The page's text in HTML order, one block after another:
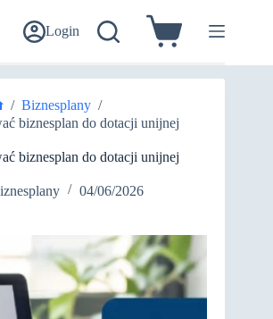
Login Koszyk
/ Biznesplany /
biznesplan do dotacji unijnej
biznesplan do dotacji unijnej
04/06/2026